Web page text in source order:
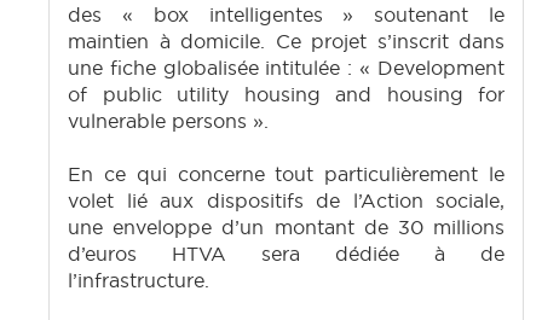
des « box intelligentes » soutenant le
maintien à domicile. Ce projet s’inscrit dans
une fiche globalisée intitulée : « Development
of public utility housing and housing for
vulnerable persons ».
En ce qui concerne tout particulièrement le
volet lié aux dispositifs de l’Action sociale,
une enveloppe d’un montant de 30 millions
d’euros HTVA sera dédiée à de
l’infrastructure.